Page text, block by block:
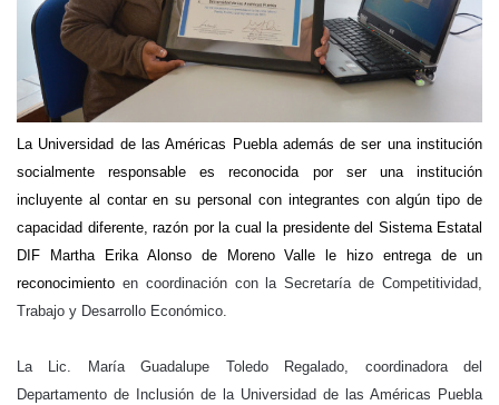
La Universidad de las Américas Puebla además de ser una institución
socialmente responsable es reconocida por ser una institución
incluyente al contar en su personal con integrantes con algún tipo de
capacidad diferente, razón por la cual la presidente del Sistema Estatal
DIF Martha Erika Alonso de Moreno Valle le hizo entrega de un
reconocimiento en coordinación con la Secretaría de Competitividad,
Trabajo y Desarrollo Económico.
La Lic. María Guadalupe Toledo Regalado, coordinadora del
Departamento de Inclusión de la Universidad de las Américas Puebla